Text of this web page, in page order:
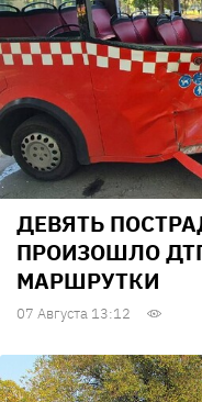
ДЕВЯТЬ
ПРОИЗОШЛО
МАРШРУТКИ
07 Августа 13:12